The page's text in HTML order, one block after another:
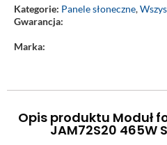
Kategorie: Panele słoneczne,
Gwarancja:
Marka:
Opis produktu Moduł
JAM72S20 465W